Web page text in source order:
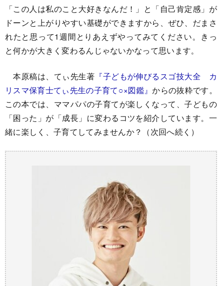
「この人は私のこと大好きなんだ！」と「自己肯定感」が
ドーンと上がりやすい基礎ができますから、ぜひ、だまさ
れたと思って1週間とりあえずやってみてください。きっ
と何かが大きく変わるんじゃないかなって思います。
本原稿は、てぃ先生著 『子どもが伸びるスゴ技大全 カ
リスマ保育士てぃ先生の子育て○×図鑑』からの抜粋です。
この本では、ママパパの子育てが楽しくなって、子どもの
「困った」が「成長」に変わるコツを紹介しています。一
緒に楽しく、子育てしてみませんか？（次回へ続く）